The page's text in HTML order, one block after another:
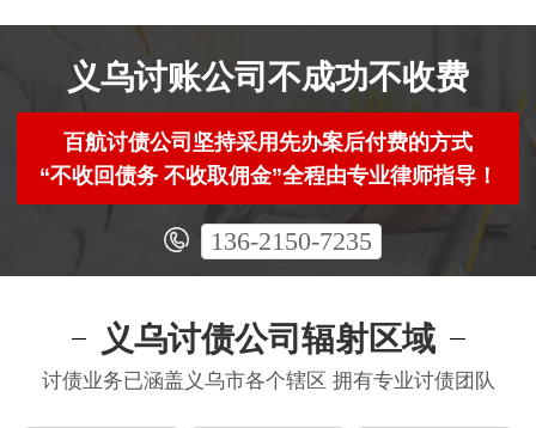
义乌讨账公司不成功不收费
百航讨债公司坚持采用先办案后付费的方式
“不收回债务 不收取佣金”全程由专业律师指导！
136-2150-7235
义乌讨债公司辐射区域
讨债业务已涵盖义乌市各个辖区 拥有专业讨债团队